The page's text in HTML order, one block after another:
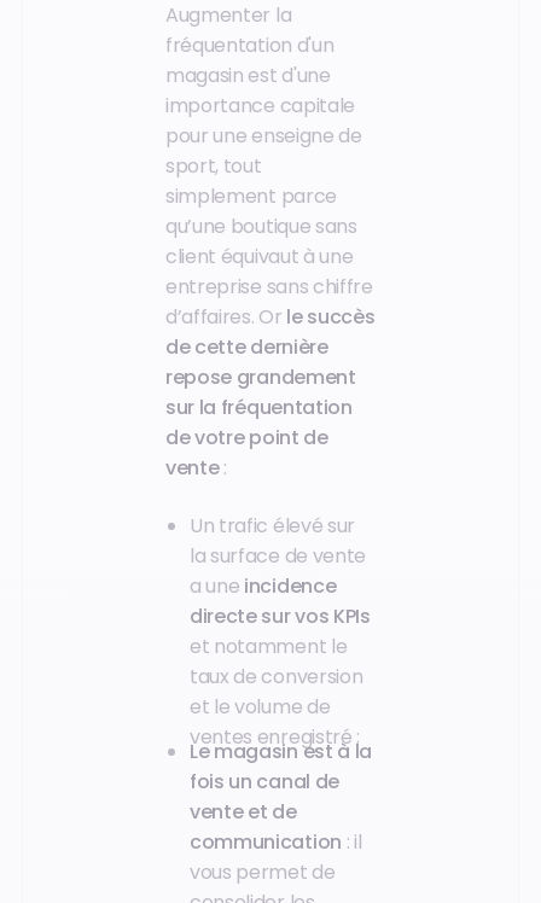
Augmenter la
fréquentation d'un
magasin est d'une
importance capitale
pour une enseigne de
sport, tout
simplement parce
qu’une boutique sans
client équivaut à une
entreprise sans chiffre
d’affaires. Or le succès
de cette dernière
repose grandement
sur la fréquentation
de votre point de
vente:
Un trafic élevé sur
la surface de vente
a une incidence
directe sur vos KPIs
et notamment le
taux de conversion
et le volume de
ventes enregistré ;
Le magasin est à la
fois un canal de
vente et de
communication : il
vous permet de